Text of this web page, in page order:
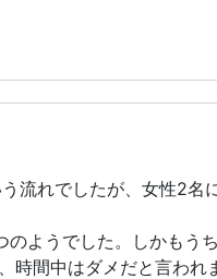
流れでしたが、女性2名
ようでした。しかもう
時間中はダメだと言われ